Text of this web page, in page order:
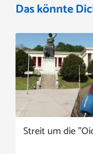
Das könnte
Streit um die